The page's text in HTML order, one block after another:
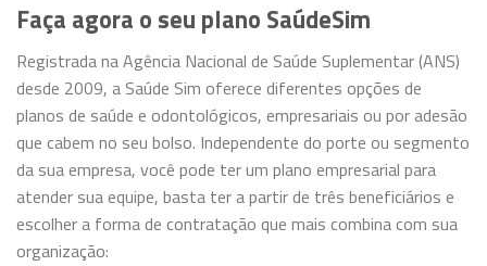
Faça agora o seu plano SaúdeSim
Registrada na Agência Nacional de Saúde Suplementar (ANS)
desde 2009, a Saúde Sim oferece diferentes opções de
planos de saúde e odontológicos, empresariais ou por adesão
que cabem no seu bolso. Independente do porte ou segmento
da sua empresa, você pode ter um plano empresarial para
atender sua equipe, basta ter a partir de três beneficiários e
escolher a forma de contratação que mais combina com sua
organização: